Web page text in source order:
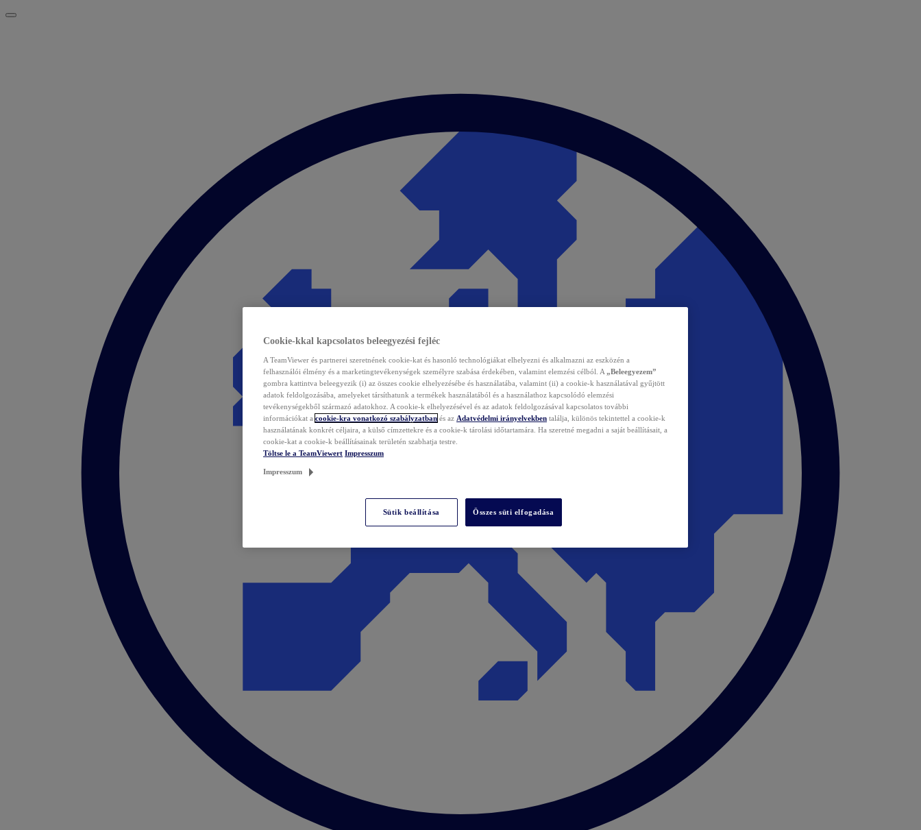
Cookie-kkal kapcsolatos beleegyezési fejléc
A TeamViewer és partnerei szeretnének cookie-kat és hasonló technológiákat elhelyezni és alkalmazni az eszközén a
felhasználói élmény és a marketingtevékenységek személyre szabása érdekében, valamint elemzési célból. A „Beleegyezem”
gombra kattintva beleegyezik (i) az összes cookie elhelyezésébe és használatába, valamint (ii) a cookie-k használatával gyűjtött
adatok feldolgozásába, amelyeket társíthatunk a termékek használatából és a használathoz kapcsolódó elemzési
tevékenységekből származó adatokhoz. A cookie-k elhelyezésével és az adatok feldolgozásával kapcsolatos további
információkat a cookie-kra vonatkozó szabályzatban és az Adatvédelmi irányelvekben találja, különös tekintettel a cookie-k
használatának konkrét céljaira, a külső címzettekre és a cookie-k tárolási időtartamára. Ha szeretné megadni a saját beállításait, a
cookie-kat a cookie-k beállításainak területén szabhatja testre.
Töltse le a TeamViewert Impresszum
Impresszum
Sütik beállítása Összes süti elfogadása